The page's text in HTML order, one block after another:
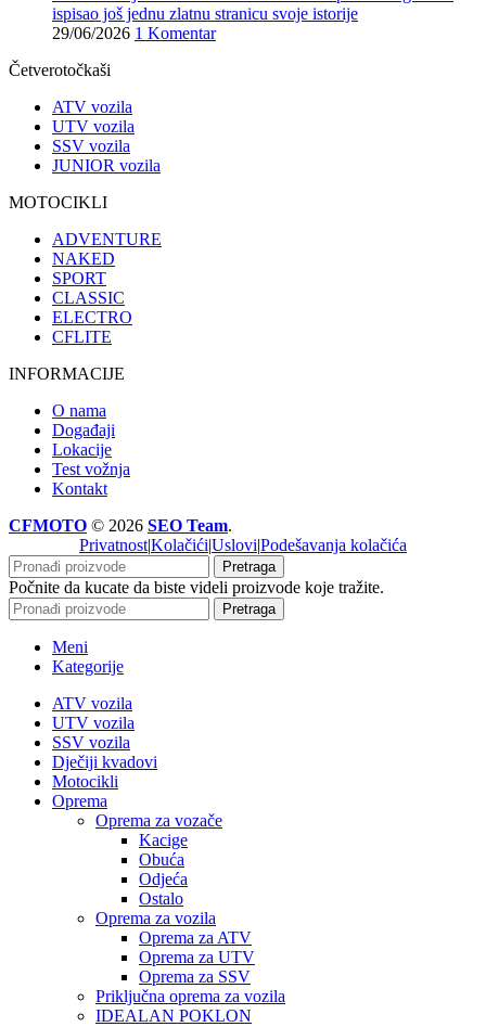
ispisao još jednu zlatnu stranicu svoje istorije
29/06/2026 1 Komentar
Četverotočkaši
ATV vozila
UTV vozila
SSV vozila
JUNIOR vozila
MOTOCIKLI
ADVENTURE
NAKED
SPORT
CLASSIC
ELECTRO
CFLITE
INFORMACIJE
O nama
Događaji
Lokacije
Test vožnja
Kontakt
CFMOTO © 2026 SEO Team.
Privatnost|Kolačići|Uslovi|Podešavanja kolačića
Pretraga
Počnite da kucate da biste videli proizvode koje tražite.
Pretraga
Meni
Kategorije
ATV vozila
UTV vozila
SSV vozila
Dječiji kvadovi
Motocikli
Oprema
Oprema za vozače
Kacige
Obuća
Odjeća
Ostalo
Oprema za vozila
Oprema za ATV
Oprema za UTV
Oprema za SSV
Priključna oprema za vozila
IDEALAN POKLON